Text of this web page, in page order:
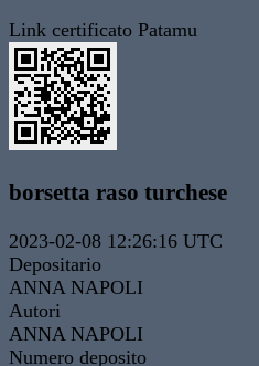
Link certificato Patamu
borsetta raso turchese
2023-02-08 12:26:16 UTC
Depositario
ANNA NAPOLI
Autori
ANNA NAPOLI
Numero deposito